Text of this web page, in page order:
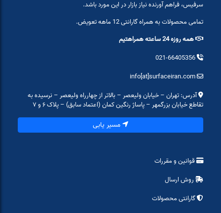
سرفیس، فراهم آورنده نیاز بازار در این مورد باشد.
تمامی محصولات به همراه گارانتی 12 ماهه تعویض.
همه روزه 24 ساعته همراهتیم
021-66405356
آدرس: تهران – خیابان ولیعصر – بالاتر از چهارراه ولیعصر – نرسیده به
تقاطع خیابان بزرگمهر – پاساژ رنگین کمان (اعتماد سابق) – پلاک ۶ و ۷
مسیر یابی
قوانین و مقررات
روش ارسال
گارانتی محصولات